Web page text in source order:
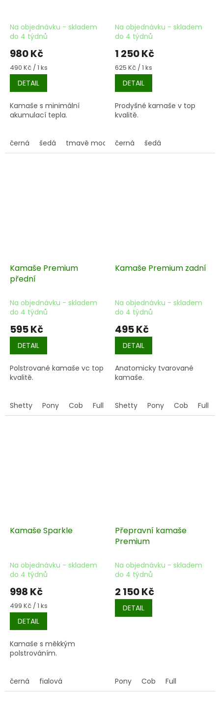
Na objednávku - skladem
do 4 týdnů
980 Kč
Měrná
cena:
490 Kč / 1 ks
DETAIL
Kamaše s minimální
akumulací tepla.
černá šedá tmavě modrá
Na objednávku - skladem
do 4 týdnů
1 250 Kč
Měrná
cena:
625 Kč / 1 ks
DETAIL
Prodyšné kamaše v top
kvalitě.
černá šedá
Kamaše Premium
přední
Na objednávku - skladem
do 4 týdnů
595 Kč
DETAIL
Polstrované kamaše vc top
kvalitě.
Shetty Pony Cob Full
Kamaše Premium zadní
Na objednávku - skladem
do 4 týdnů
495 Kč
DETAIL
Anatomicky tvarované
kamaše.
Shetty Pony Cob Full
Kamaše Sparkle
Na objednávku - skladem
do 4 týdnů
998 Kč
Měrná
cena:
499 Kč / 1 ks
DETAIL
Kamaše s měkkým
polstrováním.
černá fialová
Přepravní kamaše
Premium
Na objednávku - skladem
do 4 týdnů
2 150 Kč
DETAIL
Pony Cob Full